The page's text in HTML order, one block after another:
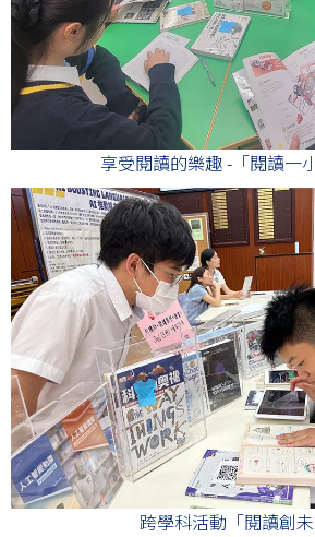
享受閱讀的樂趣 -「閱讀一
跨學科活動「閱讀創未